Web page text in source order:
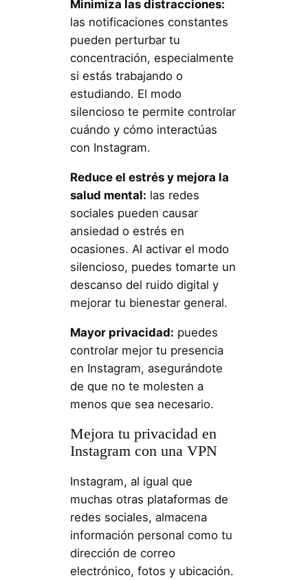
Minimiza las distracciones:
las notificaciones constantes
pueden perturbar tu
concentración, especialmente
si estás trabajando o
estudiando. El modo
silencioso te permite controlar
cuándo y cómo interactúas
con Instagram.
Reduce el estrés y mejora la
salud mental: las redes
sociales pueden causar
ansiedad o estrés en
ocasiones. Al activar el modo
silencioso, puedes tomarte un
descanso del ruido digital y
mejorar tu bienestar general.
Mayor privacidad: puedes
controlar mejor tu presencia
en Instagram, asegurándote
de que no te molesten a
menos que sea necesario.
Mejora tu privacidad en
Instagram con una VPN
Instagram, al igual que
muchas otras plataformas de
redes sociales, almacena
información personal como tu
dirección de correo
electrónico, fotos y ubicación.